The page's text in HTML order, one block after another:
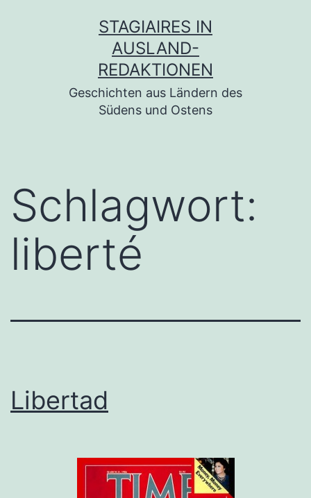
STAGIAIRES IN
AUSLAND-
REDAKTIONEN
Geschichten aus Ländern des
Südens und Ostens
Schlagwort:
liberté
Libertad